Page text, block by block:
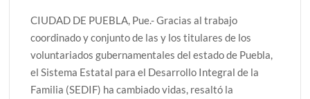
CIUDAD DE PUEBLA, Pue.- Gracias al trabajo
coordinado y conjunto de las y los titulares de los
voluntariados gubernamentales del estado de Puebla,
el Sistema Estatal para el Desarrollo Integral de la
Familia (SEDIF) ha cambiado vidas, resaltó la